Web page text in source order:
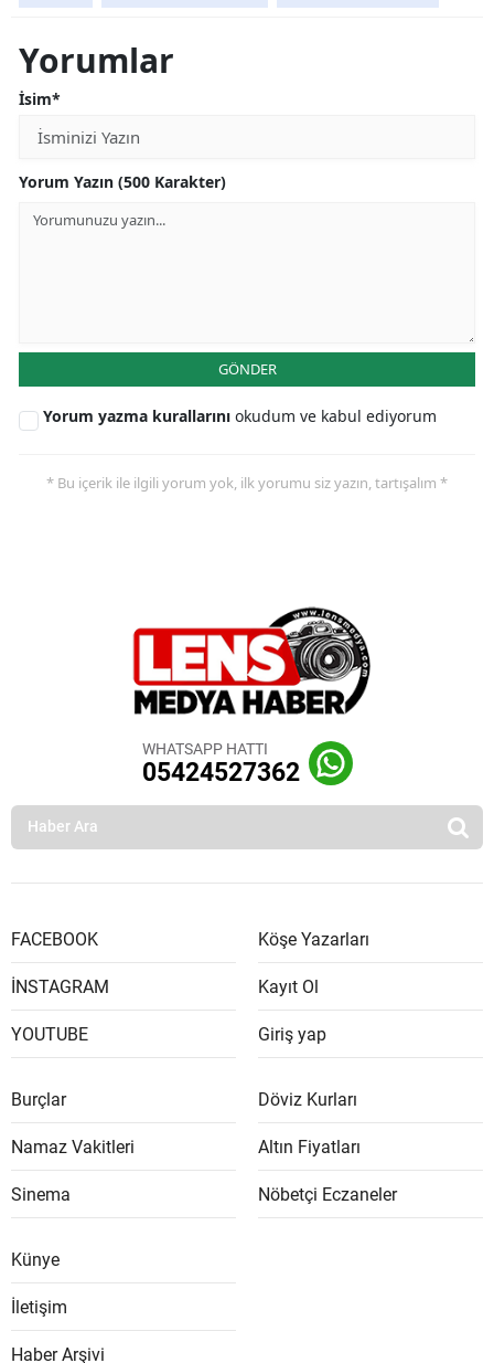
Yorumlar
İsim*
Yorum Yazın (500 Karakter)
GÖNDER
Yorum yazma kurallarını okudum ve kabul ediyorum
* Bu içerik ile ilgili yorum yok, ilk yorumu siz yazın, tartışalım *
WHATSAPP HATTI
05424527362
FACEBOOK
İNSTAGRAM
YOUTUBE
Köşe Yazarları
Kayıt Ol
Giriş yap
Burçlar
Namaz Vakitleri
Sinema
Döviz Kurları
Altın Fiyatları
Nöbetçi Eczaneler
Künye
İletişim
Haber Arşivi